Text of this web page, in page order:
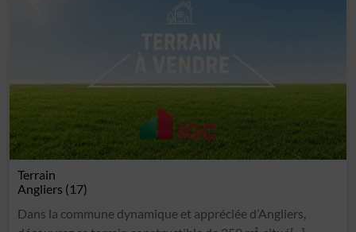
Terrain
Angliers (17)
Dans la commune dynamique et appréciée d’Angliers,